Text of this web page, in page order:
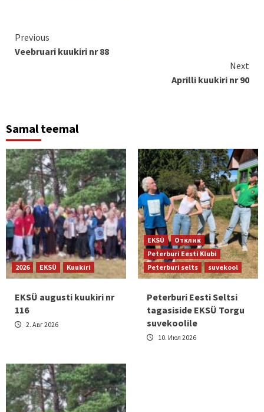
Continue
Reading
Previous
Veebruari kuukiri nr 88
Next
Aprilli kuukiri nr 90
Samal teemal
2026 EKSÜ Kuukiri
EKSÜ augusti kuukiri nr
116
2. Авг 2026
EKSÜ
Отклик
Peterburi Eesti Klubi
Peterburi selts
suvekool
Peterburi Eesti Seltsi
tagasiside EKSÜ Torgu
suvekoolile
10. Июл 2026